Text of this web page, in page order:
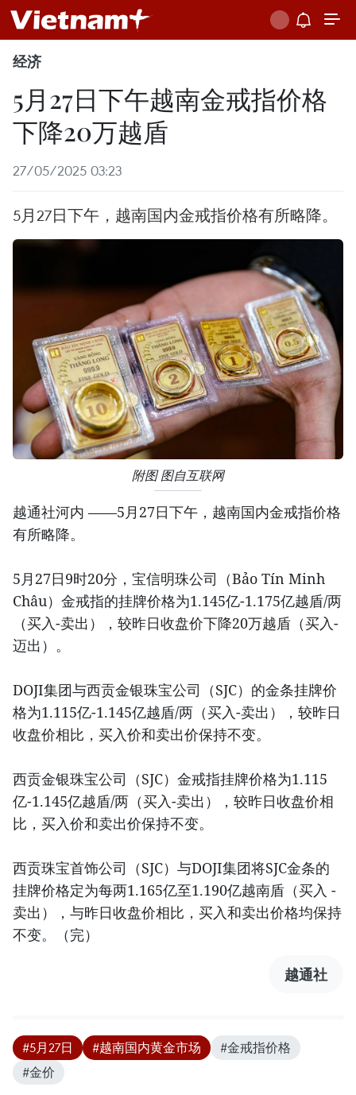
经济
5月27日下午越南金戒指价格
下降20万越盾
27/05/2025 03:23
5月27日下午，越南国内金戒指价格有所略降。
附图 图自互联网
越通社河内 ——5月27日下午，越南国内金戒指价格
有所略降。
5月27日9时20分，宝信明珠公司（Bảo Tín Minh
Châu）金戒指的挂牌价格为1.145亿-1.175亿越盾/两
（买入-卖出），较昨日收盘价下降20万越盾（买入-
迈出）。
DOJI集团与西贡金银珠宝公司（SJC）的金条挂牌价
格为1.115亿-1.145亿越盾/两（买入-卖出），较昨日
收盘价相比，买入价和卖出价保持不变。
西贡金银珠宝公司（SJC）金戒指挂牌价格为1.115
亿-1.145亿越盾/两（买入-卖出），较昨日收盘价相
比，买入价和卖出价保持不变。
西贡珠宝首饰公司（SJC）与DOJI集团将SJC金条的
挂牌价格定为每两1.165亿至1.190亿越南盾（买入 -
卖出），与昨日收盘价相比，买入和卖出价格均保持
不变。（完）
越通社
#5月27日 #越南国内黄金市场
#金戒指价格
#金价